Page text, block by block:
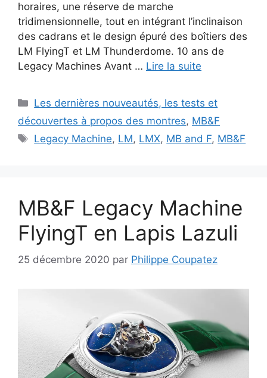
horaires, une réserve de marche
tridimensionnelle, tout en intégrant l’inclinaison
des cadrans et le design épuré des boîtiers des
LM FlyingT et LM Thunderdome. 10 ans de
Legacy Machines Avant … Lire la suite
Catégories
Les dernières nouveautés, les tests et
découvertes à propos des montres, MB&F
Étiquettes
Legacy Machine, LM, LMX, MB and F, MB&F
MB&F Legacy Machine
FlyingT en Lapis Lazuli
25 décembre 2020 par Philippe Coupatez